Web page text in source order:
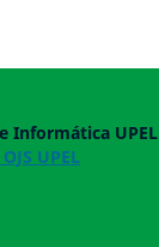
Informática UPEL
UPEL